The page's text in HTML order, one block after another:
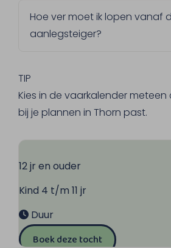
lunch in Thorn.
waarvan het oudste gedeelte
eeuw stamt. Ook een
Hoe ver moet ik lopen vanaf
aanlegsteiger?
ongeveer 10 minuten lopen
Je hebt dus geen lange
om het stadje te bereiken.
TIP
Kies in de vaarkalender
bij je plannen in Thorn past.
12 jr en ouder
Kind 4 t/m 11 jr
Duur
Boek deze tocht